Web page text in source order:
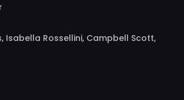
Isabella Rossellini, Campbell Scott,
Grant, Jeremy Sinden, Richard
Corey Johnson, Lena Lessing,
Jansen, Christine Gerlach,